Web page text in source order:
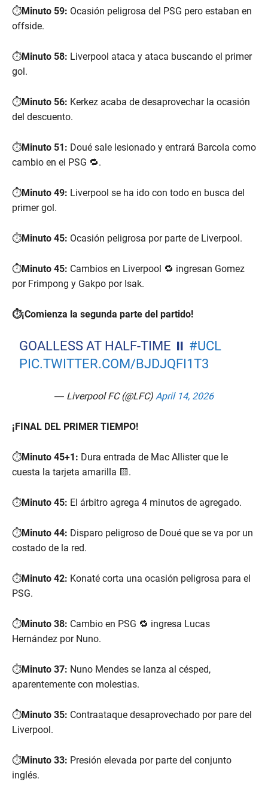
⏱️Minuto 59: Ocasión peligrosa del PSG pero estaban en
offside.
⏱️Minuto 58: Liverpool ataca y ataca buscando el primer
gol.
⏱️Minuto 56: Kerkez acaba de desaprovechar la ocasión
del descuento.
⏱️Minuto 51: Doué sale lesionado y entrará Barcola como
cambio en el PSG 🔁.
⏱️Minuto 49: Liverpool se ha ido con todo en busca del
primer gol.
⏱️Minuto 45: Ocasión peligrosa por parte de Liverpool.
⏱️Minuto 45: Cambios en Liverpool 🔁 ingresan Gomez
por Frimpong y Gakpo por Isak.
⏱️¡Comienza la segunda parte del partido!
GOALLESS AT HALF-TIME ⏸️ #UCL
PIC.TWITTER.COM/BJDJQFI1T3
— Liverpool FC (@LFC) April 14, 2026
¡FINAL DEL PRIMER TIEMPO!
⏱️Minuto 45+1: Dura entrada de Mac Allister que le
cuesta la tarjeta amarilla 🟨.
⏱️Minuto 45: El árbitro agrega 4 minutos de agregado.
⏱️Minuto 44: Disparo peligroso de Doué que se va por un
costado de la red.
⏱️Minuto 42: Konaté corta una ocasión peligrosa para el
PSG.
⏱️Minuto 38: Cambio en PSG 🔁 ingresa Lucas
Hernández por Nuno.
⏱️Minuto 37: Nuno Mendes se lanza al césped,
aparentemente con molestias.
⏱️Minuto 35: Contraataque desaprovechado por pare del
Liverpool.
⏱️Minuto 33: Presión elevada por parte del conjunto
inglés.